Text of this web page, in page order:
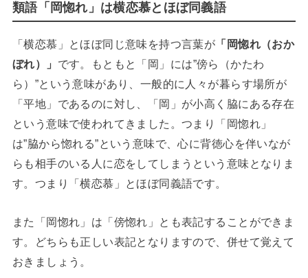
類語「岡惚れ」は横恋慕とほぼ同義語
「横恋慕」とほぼ同じ意味を持つ言葉が 「岡惚れ（おか
ぼれ）」 です。もともと「岡」には”傍ら（かたわ
ら）”という意味があり、一般的に人々が暮らす場所が
「平地」であるのに対し、「岡」が小高く脇にある存在
という意味で使われてきました。つまり「岡惚れ」
は”脇から惚れる”という意味で、心に背徳心を伴いなが
らも相手のいる人に恋をしてしまうという意味となりま
す。つまり「横恋慕」とほぼ同義語です。
また「岡惚れ」は「傍惚れ」とも表記することができま
す。どちらも正しい表記となりますので、併せて覚えて
おきましょう。